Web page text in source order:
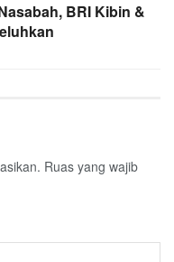
BRI Kibin &
Ruas yang wajib